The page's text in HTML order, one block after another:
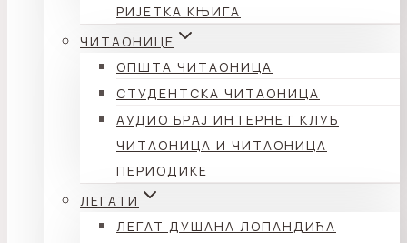
РИЈЕТКА КЊИГА
ЧИТАОНИЦЕ
ОПШТА ЧИТАОНИЦА
СТУДЕНТСКА ЧИТАОНИЦА
АУДИО БРАЈ ИНТЕРНЕТ КЛУБ
ЧИТАОНИЦА И ЧИТАОНИЦА
ПЕРИОДИКЕ
ЛЕГАТИ
ЛЕГАТ ДУШАНА ЛОПАНДИЋА